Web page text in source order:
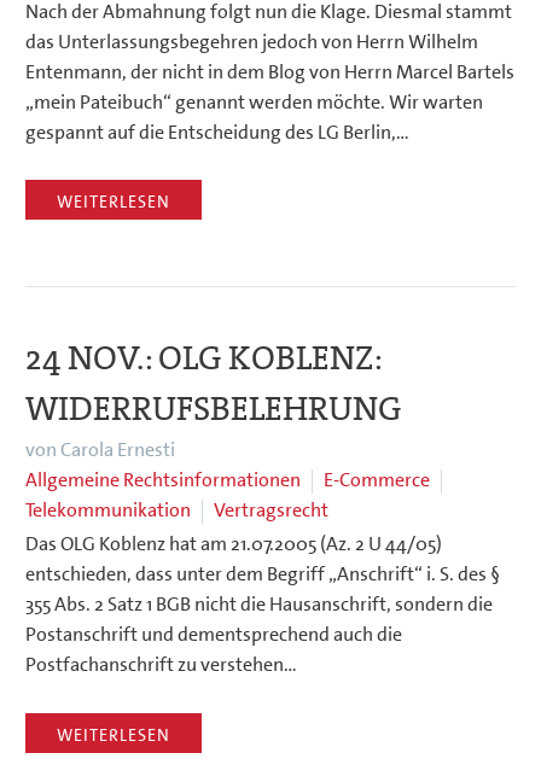
Nach der Abmahnung folgt nun die Klage. Diesmal stammt
das Unterlassungsbegehren jedoch von Herrn Wilhelm
Entenmann, der nicht in dem Blog von Herrn Marcel Bartels
„mein Pateibuch“ genannt werden möchte. Wir warten
gespannt auf die Entscheidung des LG Berlin,…
WEITERLESEN
24 NOV.:OLG KOBLENZ:
WIDERRUFSBELEHRUNG
von Carola Ernesti
Allgemeine Rechtsinformationen
E-Commerce
Telekommunikation
Vertragsrecht
Das OLG Koblenz hat am 21.07.2005 (Az. 2 U 44/05)
entschieden, dass unter dem Begriff „Anschrift“ i. S. des §
355 Abs. 2 Satz 1 BGB nicht die Hausanschrift, sondern die
Postanschrift und dementsprechend auch die
Postfachanschrift zu verstehen…
WEITERLESEN